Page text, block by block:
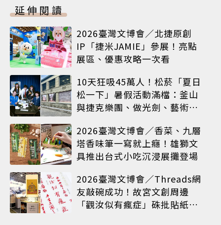
延伸閱讀
2026臺灣文博會／北捷原創
IP「捷米JAMIE」參展！亮點
展區、優惠攻略一次看
10天狂吸45萬人！松菸「夏日
松一下」暑假活動滿檔：釜山
與捷克樂團、做光劍、藝術窗
2026臺灣文博會／香菜、九層
塔香味筆一寫就上癮！雄獅文
具推出台式小吃沉浸展攤登場
2026臺灣文博會／Threads網
友敲碗成功！故宮文創周邊
「觀汝似有瘋症」硃批貼紙搶